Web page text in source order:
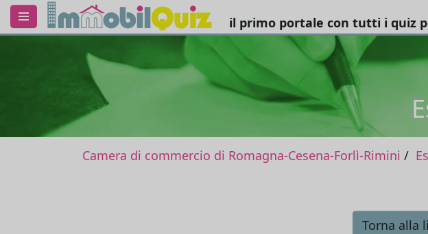
il primo portale con tutti i quiz
Camera di commercio di Romagna-Cesena-Forlì-Rimini
Torna alla